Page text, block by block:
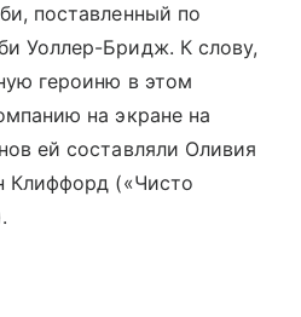
поставленный по
Уоллер-Бридж. К слову,
героиню в этом
на экране на
ей составляли Оливия
Клиффорд («Чисто